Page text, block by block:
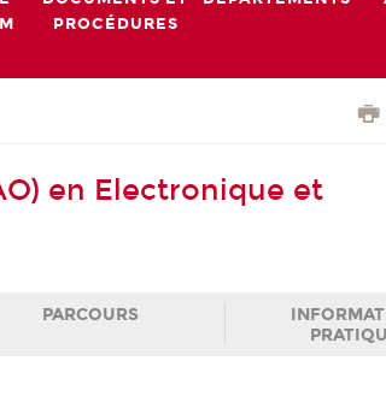
PROCÉDURES
en Electronique et
PARCOURS